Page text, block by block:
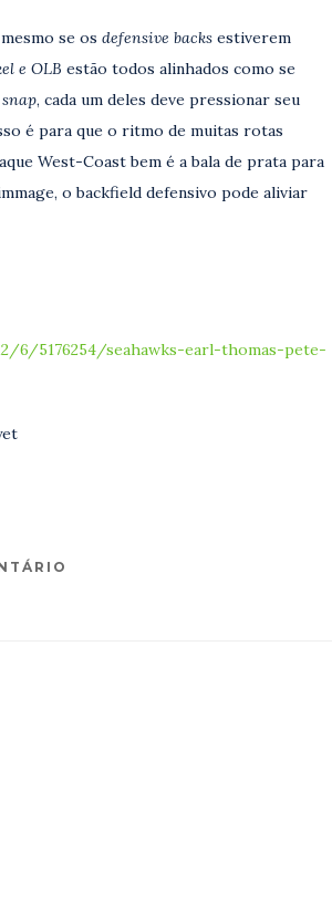
se os defensive backs estiverem
e OLB estão todos alinhados como se
snap, cada um deles deve pressionar seu
é para que o ritmo de muitas rotas
West-Coast bem é a bala de prata para
o backfield defensivo pode aliviar
6/5176254/seahawks-earl-thomas-pete-